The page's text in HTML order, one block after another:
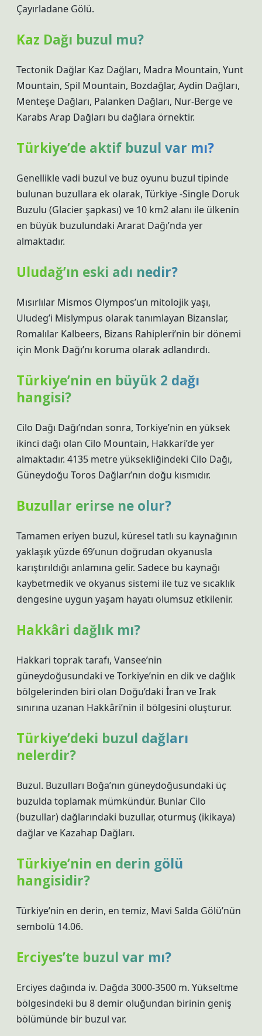
Çayırladane Gölü.
Kaz Dağı buzul mu?
Tectonik Dağlar Kaz Dağları, Madra Mountain, Yunt
Mountain, Spil Mountain, Bozdağlar, Aydin Dağları,
Menteşe Dağları, Palanken Dağları, Nur-Berge ve
Karabs Arap Dağları bu dağlara örnektir.
Türkiye’de aktif buzul var mı?
Genellikle vadi buzul ve buz oyunu buzul tipinde
bulunan buzullara ek olarak, Türkiye -Single Doruk
Buzulu (Glacier şapkası) ve 10 km2 alanı ile ülkenin
en büyük buzulundaki Ararat Dağı’nda yer
almaktadır.
Uludağ’ın eski adı nedir?
Mısırlılar Mismos Olympos’un mitolojik yaşı,
Uludeg’i Mislympus olarak tanımlayan Bizanslar,
Romalılar Kalbeers, Bizans Rahipleri’nin bir dönemi
için Monk Dağı’nı koruma olarak adlandırdı.
Türkiye’nin en büyük 2 dağı
hangisi?
Cilo Dağı Dağı’ndan sonra, Torkiye’nin en yüksek
ikinci dağı olan Cilo Mountain, Hakkari’de yer
almaktadır. 4135 metre yüksekliğindeki Cilo Dağı,
Güneydoğu Toros Dağları’nın doğu kısmıdır.
Buzullar erirse ne olur?
Tamamen eriyen buzul, küresel tatlı su kaynağının
yaklaşık yüzde 69’unun doğrudan okyanusla
karıştırıldığı anlamına gelir. Sadece bu kaynağı
kaybetmedik ve okyanus sistemi ile tuz ve sıcaklık
dengesine uygun yaşam hayatı olumsuz etkilenir.
Hakkâri dağlık mı?
Hakkari toprak tarafı, Vansee’nin
güneydoğusundaki ve Torkiye’nin en dik ve dağlık
bölgelerinden biri olan Doğu’daki İran ve Irak
sınırına uzanan Hakkâri’nin il bölgesini oluşturur.
Türkiye’deki buzul dağları
nelerdir?
Buzul. Buzulları Boğa’nın güneydoğusundaki üç
buzulda toplamak mümkündür. Bunlar Cilo
(buzullar) dağlarındaki buzullar, oturmuş (ikikaya)
dağlar ve Kazahap Dağları.
Türkiye’nin en derin gölü
hangisidir?
Türkiye’nin en derin, en temiz, Mavi Salda Gölü’nün
sembolü 14.06.
Erciyes’te buzul var mı?
Erciyes dağında iv. Dağda 3000-3500 m. Yükseltme
bölgesindeki bu 8 demir oluğundan birinin geniş
bölümünde bir buzul var.